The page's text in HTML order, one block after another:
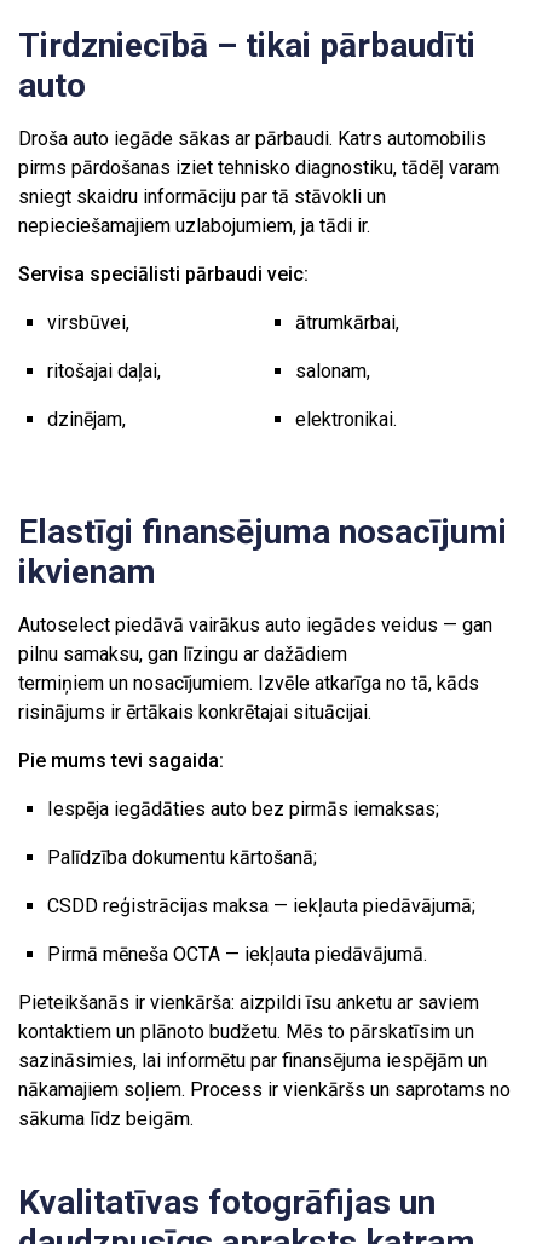
Tirdzniecībā – tikai pārbaudīti
auto
Droša auto iegāde sākas ar pārbaudi. Katrs automobilis
pirms pārdošanas iziet tehnisko diagnostiku, tādēļ varam
sniegt skaidru informāciju par tā stāvokli un
nepieciešamajiem uzlabojumiem, ja tādi ir.
Servisa speciālisti pārbaudi veic:
virsbūvei,
ritošajai daļai,
dzinējam,
ātrumkārbai,
salonam,
elektronikai.
Elastīgi finansējuma nosacījumi
ikvienam
Autoselect piedāvā vairākus auto iegādes veidus — gan
pilnu samaksu, gan līzingu ar dažādiem
termiņiem un nosacījumiem. Izvēle atkarīga no tā, kāds
risinājums ir ērtākais konkrētajai situācijai.
Pie mums tevi sagaida:
Iespēja iegādāties auto bez pirmās iemaksas;
Palīdzība dokumentu kārtošanā;
CSDD reģistrācijas maksa — iekļauta piedāvājumā;
Pirmā mēneša OCTA — iekļauta piedāvājumā.
Pieteikšanās ir vienkārša: aizpildi īsu anketu ar saviem
kontaktiem un plānoto budžetu. Mēs to pārskatīsim un
sazināsimies, lai informētu par finansējuma iespējām un
nākamajiem soļiem. Process ir vienkāršs un saprotams no
sākuma līdz beigām.
Kvalitatīvas fotogrāfijas un